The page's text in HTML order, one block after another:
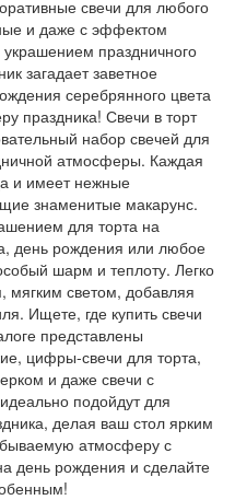
свечи для любого
и даже с эффектом
праздничного
загадает заветное
серебрянного цвета
праздника! Свечи в торт
набор свечей для
атмосферы. Каждая
и имеет нежные
знаменитые макарунс.
для торта на
день рождения или любое
шарм и теплоту. Легко
мягким светом, добавляя
Ищете, где купить свечи
представлены
цифры-свечи для торта,
и даже свечи с
подойдут для
делая ваш стол ярким
атмосферу с
день рождения и сделайте